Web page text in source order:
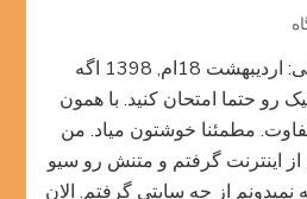
باقلوا
تاریخ آخرین به روز رسانی: اردیبهشت 18ام, 1398 اگه
رو حتما امتحان کنید. با همون
مطمئنا خوشتون میاد. من
اینترنت گرفتم و متنش رو سیو
نمیدونم از چه سایتی گرفتم. الان